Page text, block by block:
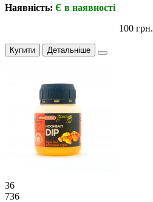
Наявність: Є в наявності
100 грн.
Купити Детальніше
36
736